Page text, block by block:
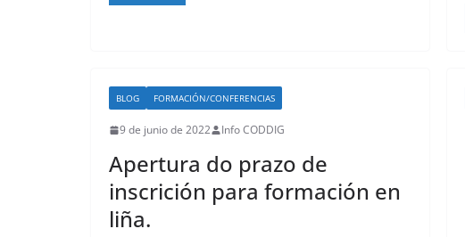
BLOG FORMACIÓN/CONFERENCIAS
9 de junio de 2022 Info CODDIG
Apertura do prazo de
inscrición para formación en
liña.